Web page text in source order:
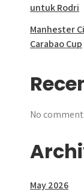
untuk Rodri
Manhester
Carabao Cup
No
May 2026